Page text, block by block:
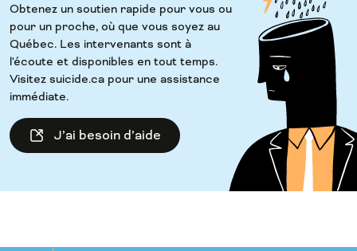
Obtenez un soutien rapide pour vous ou
pour un proche, où que vous soyez au
Québec. Les intervenants sont à
l'écoute et disponibles en tout temps.
Visitez suicide.ca pour une assistance
immédiate.
J’ai besoin d’aide